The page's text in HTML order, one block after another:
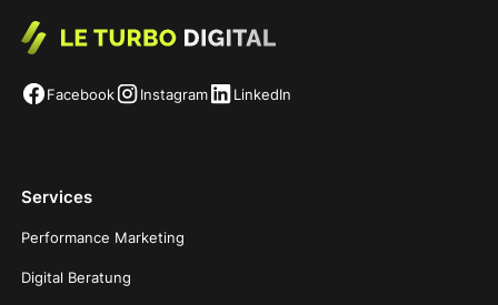
Facebook Instagram LinkedIn
Services
Performance Marketing
Digital Beratung